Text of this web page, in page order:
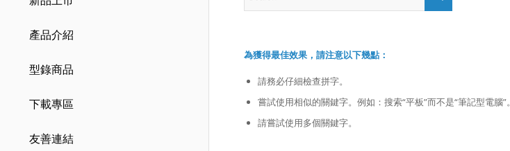
產品介紹
型錄商品
下載專區
友善連結
為獲得最佳效果，請注意以下幾點：
請務必仔細檢查拼字。
嘗試使用相似的關鍵字。例如：搜索“平板”而不是“筆記型電腦”。
請嘗試使用多個關鍵字。